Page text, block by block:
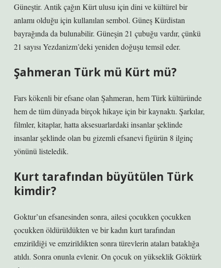
Güneştir. Antik çağın Kürt ulusu için dini ve kültürel bir
anlamı olduğu için kullanılan sembol. Güneş Kürdistan
bayrağında da bulunabilir. Güneşin 21 çubuğu vardır, çünkü
21 sayısı Yezdanizm’deki yeniden doğuşu temsil eder.
Şahmeran Türk mü Kürt mü?
Fars kökenli bir efsane olan Şahmeran, hem Türk kültüründe
hem de tüm dünyada birçok hikaye için bir kaynaktı. Şarkılar,
filmler, kitaplar, hatta aksesuarlardaki insanlar şeklinde
insanlar şeklinde olan bu gizemli efsanevi figürün 8 ilginç
yönünü listeledik.
Kurt tarafından büyütülen Türk
kimdir?
Goktur’un efsanesinden sonra, ailesi çocukken çocukken
çocukken öldürüldükten ve bir kadın kurt tarafından
emzirildiği ve emzirildikten sonra türevlerin ataları bataklığa
atıldı. Sonra onunla evlenir. On çocuk on yükseklik Göktürk